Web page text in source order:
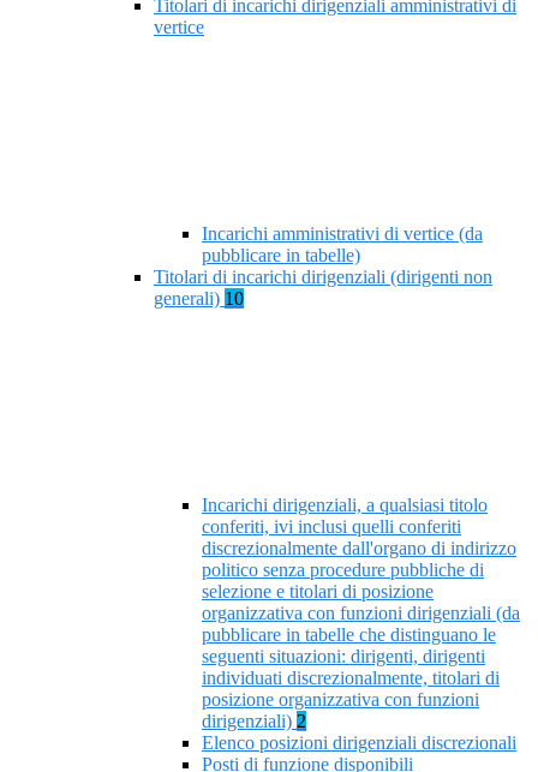
Titolari di incarichi dirigenziali amministrativi di
vertice
Incarichi amministrativi di vertice (da
pubblicare in tabelle)
Titolari di incarichi dirigenziali (dirigenti non
generali) 10
Incarichi dirigenziali, a qualsiasi titolo
conferiti, ivi inclusi quelli conferiti
discrezionalmente dall'organo di indirizzo
politico senza procedure pubbliche di
selezione e titolari di posizione
organizzativa con funzioni dirigenziali (da
pubblicare in tabelle che distinguano le
seguenti situazioni: dirigenti, dirigenti
individuati discrezionalmente, titolari di
posizione organizzativa con funzioni
dirigenziali) 2
Elenco posizioni dirigenziali discrezionali
Posti di funzione disponibili